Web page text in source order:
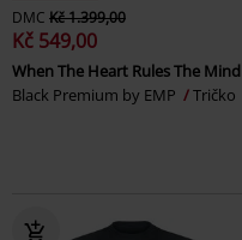
DMC Kč 1.399,00
Kč 549,00
When The Heart Rules The Mind
Black Premium by EMP
Tričko